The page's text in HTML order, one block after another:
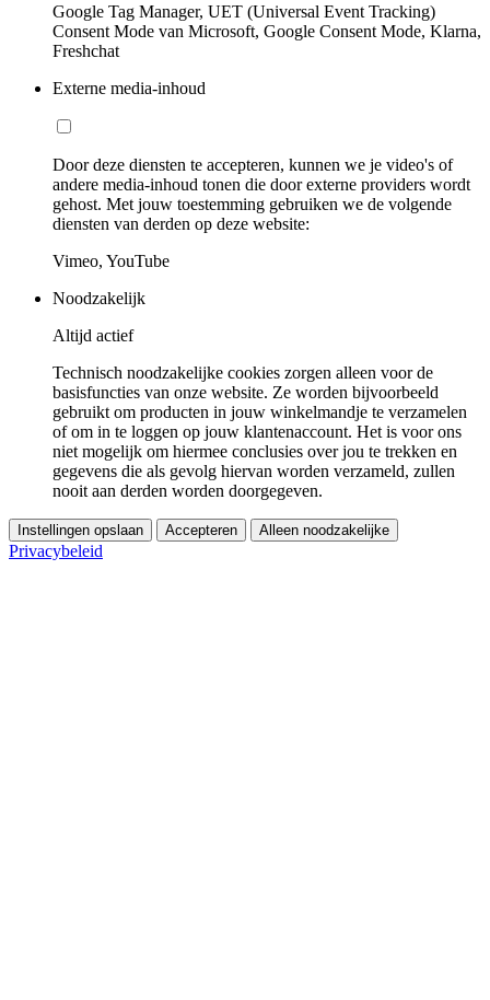
Google Tag Manager, UET (Universal Event Tracking)
Consent Mode van Microsoft, Google Consent Mode, Klarna,
Freshchat
Externe media-inhoud
Door deze diensten te accepteren, kunnen we je video's of
andere media-inhoud tonen die door externe providers wordt
gehost. Met jouw toestemming gebruiken we de volgende
diensten van derden op deze website:
Vimeo, YouTube
Noodzakelijk
Altijd actief
Technisch noodzakelijke cookies zorgen alleen voor de
basisfuncties van onze website. Ze worden bijvoorbeeld
gebruikt om producten in jouw winkelmandje te verzamelen
of om in te loggen op jouw klantenaccount. Het is voor ons
niet mogelijk om hiermee conclusies over jou te trekken en
gegevens die als gevolg hiervan worden verzameld, zullen
nooit aan derden worden doorgegeven.
Instellingen opslaan Accepteren Alleen noodzakelijke
Privacybeleid